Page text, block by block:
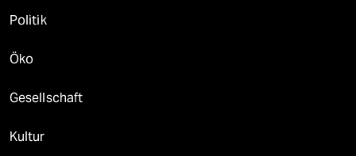
Politik
Öko
Gesellschaft
Kultur